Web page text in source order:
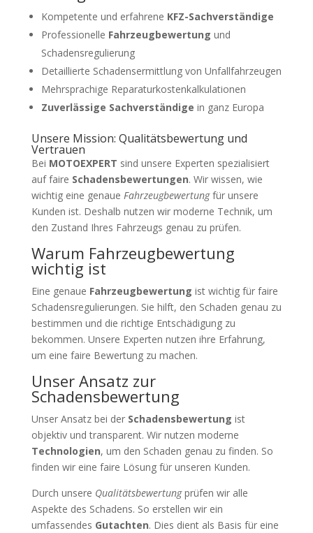
Kompetente und erfahrene KFZ-Sachverständige
Professionelle Fahrzeugbewertung und
Schadensregulierung
Detaillierte Schadensermittlung von Unfallfahrzeugen
Mehrsprachige Reparaturkostenkalkulationen
Zuverlässige Sachverständige in ganz Europa
Unsere Mission: Qualitätsbewertung und
Vertrauen
Bei MOTOEXPERT sind unsere Experten spezialisiert
auf faire Schadensbewertungen. Wir wissen, wie
wichtig eine genaue Fahrzeugbewertungfür unsere
Kunden ist. Deshalb nutzen wir moderne Technik, um
den Zustand Ihres Fahrzeugs genau zu prüfen.
Warum Fahrzeugbewertung
wichtig ist
Eine genaue Fahrzeugbewertung ist wichtig für faire
Schadensregulierungen. Sie hilft, den Schaden genau zu
bestimmen und die richtige Entschädigung zu
bekommen. Unsere Experten nutzen ihre Erfahrung,
um eine faire Bewertung zu machen.
Unser Ansatz zur
Schadensbewertung
Unser Ansatz bei der Schadensbewertung ist
objektiv und transparent. Wir nutzen moderne
Technologien, um den Schaden genau zu finden. So
finden wir eine faire Lösung für unseren Kunden.
Durch unsere Qualitätsbewertungprüfen wir alle
Aspekte des Schadens. So erstellen wir ein
umfassendes Gutachten. Dies dient als Basis für eine